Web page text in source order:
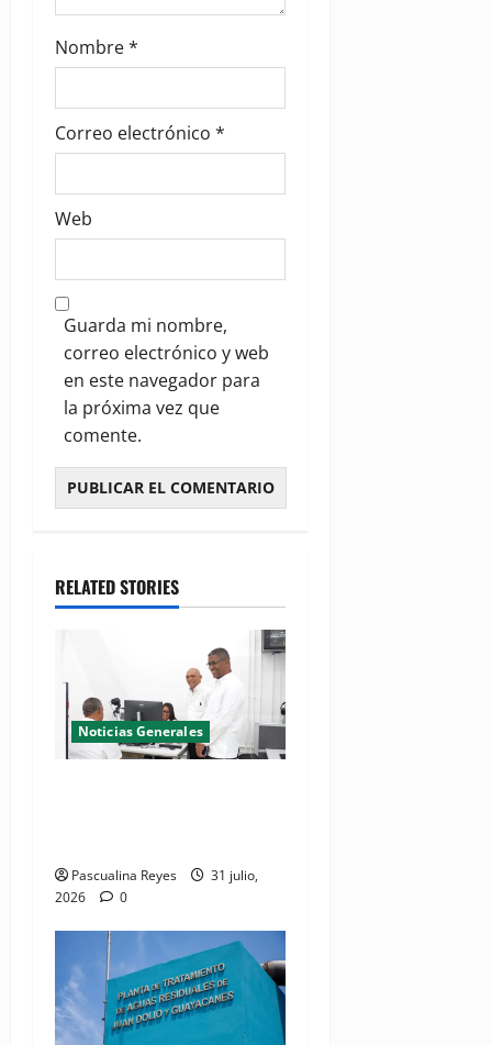
Nombre*
Correo electrónico *
Web
Guarda mi nombre,
correo electrónico y web
en este navegador para
la próxima vez que
comente.
RELATED STORIES
Noticias Generales
Pascualina Reyes
31 julio,
2026
0